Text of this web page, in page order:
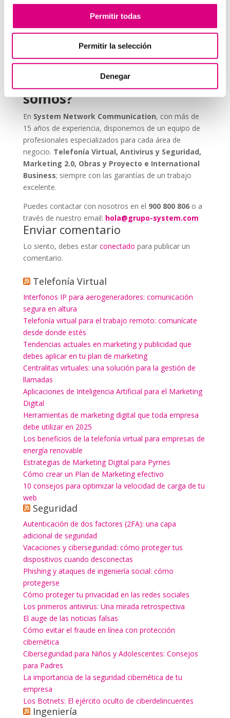
Permitir todas
Permitir la selección
Denegar
ESET NOD 32 ofrece versiones adaptadas para
entornos empresariales, con consolas de
administración remota y escaneos programados. De
este modo, puedes garantizar que todos los
libres de amenazas.
Grupo-System, ¿Quiénes
somos?
En System Network Communication, con más de
15 años de experiencia, disponemos de un equipo de
profesionales especializados para cada área de
negocio. Telefonía Virtual, Antivirus y Seguridad,
Marketing 2.0, Obras y Proyecto e International
Business; siempre con las garantías de un trabajo
excelente.
Puedes contactar con nosotros en el 900 800 806o a
través de nuestro email: hola@grupo-system.com
Enviar comentario
Lo siento, debes estar conectado para publicar un
comentario.
Telefonía Virtual
Interfonos IP para aerogeneradores: comunicación
segura en altura
Telefonía virtual para el trabajo remoto: comunícate
desde donde estés
Tendencias actuales en marketing y publicidad que
debes aplicar en tu plan de marketing
Centralitas virtuales: una solución para la gestión de
llamadas
Aplicaciones de Inteligencia Artificial para el Marketing
Digital
Herramientas de marketing digital que toda empresa
debe utilizar en 2025
Los beneficios de la telefonía virtual para empresas de
energía renovable
Estrategias de Marketing Digital para Pymes
Cómo crear un Plan de Marketing efectivo
10 consejos para optimizar la velocidad de carga de tu
web
Seguridad
Autenticación de dos factores (2FA): una capa
adicional de seguridad
Vacaciones y ciberseguridad: cómo proteger tus
dispositivos cuando desconectas
Phishing y ataques de ingeniería social: cómo
protegerse
Cómo proteger tu privacidad en las redes sociales
Los primeros antivirus: Una mirada retrospectiva
El auge de las noticias falsas
Cómo evitar el fraude en línea con protección
cibernética
Ciberseguridad para Niños y Adolescentes: Consejos
para Padres
La importancia de la seguridad cibernética de tu
empresa
Los Botnets: El ejército oculto de ciberdelincuentes
Ingeniería